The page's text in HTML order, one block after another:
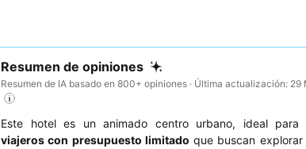
Resumen de opiniones
Resumen de IA basado en 800+ opiniones · Última actualización: 29
Este hotel es un animado centro urbano, ideal para
viajeros con presupuesto limitado que buscan